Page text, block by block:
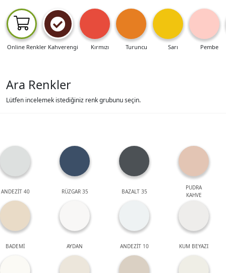
Online Renkler Kahverengi Kırmızı Turuncu Sarı Pembe
Ara Renkler
Lütfen incelemek istediğiniz renk grubunu seçin.
ANDEZİT 40 RÜZGAR 35 BAZALT 35
PUDRA
KAHVE
BADEMİ AYDAN ANDEZİT 10 KUM BEYAZI